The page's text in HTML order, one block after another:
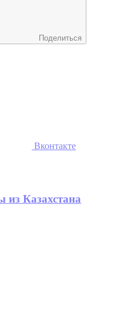
Поделиться
Вконтакте
из Казахстана